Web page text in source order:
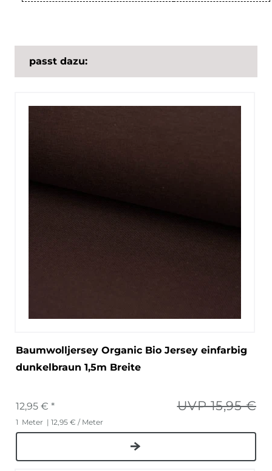
passt dazu:
Baumwolljersey Organic Bio Jersey einfarbig
dunkelbraun 1,5m Breite
UVP 15,95 €
12,95 € *
1 Meter | 12,95 € / Meter